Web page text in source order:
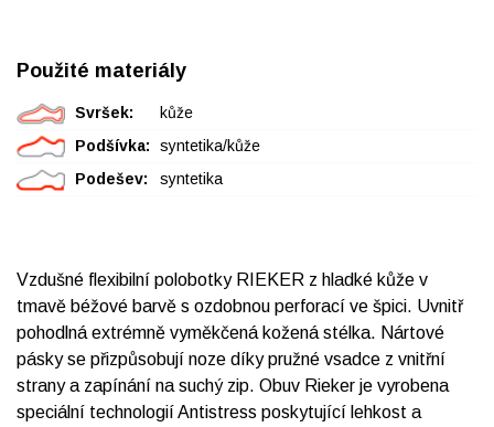
Použité materiály
Svršek:
kůže
Podšívka:
syntetika/kůže
Podešev:
syntetika
Vzdušné flexibilní polobotky RIEKER z hladké kůže v
tmavě béžové barvě s ozdobnou perforací ve špici. Uvnitř
pohodlná extrémně vyměkčená kožená stélka. Nártové
pásky se přizpůsobují noze díky pružné vsadce z vnitřní
strany a zapínání na suchý zip. Obuv Rieker je vyrobena
speciální technologií Antistress poskytující lehkost a